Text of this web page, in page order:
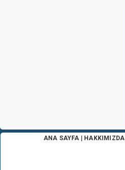
ANA SAYFA HAKKIMIZDA